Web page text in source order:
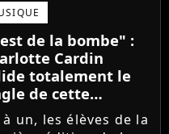
Academy 2022, a
de portes
Sur
elle...
de la bombe" :
Cardin
totalement le
de cette
élève de la
Academy
à un, les élèves de la